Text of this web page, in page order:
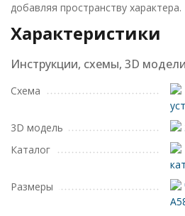
добавляя пространству характера.
Характеристики
Инструкции, схемы, 3D модели
Схема
3D модель
Каталог
Размеры